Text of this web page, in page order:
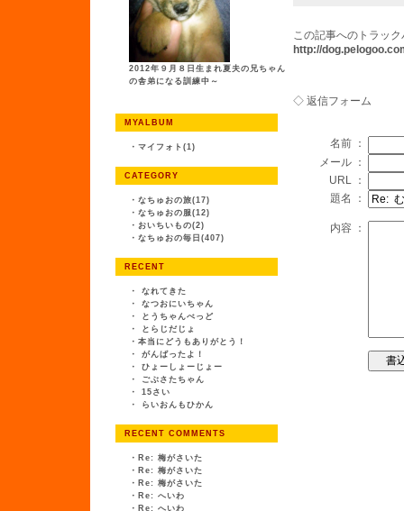
2012年９月８日生まれ夏夫の兄ちゃん
の舎弟になる訓練中～
MYALBUM
・ マイフォト(1)
CATEGORY
・ なちゅおの旅(17)
・ なちゅおの服(12)
・ おいちいもの(2)
・ なちゅおの毎日(407)
RECENT
・
なれてきた
・
なつおにいちゃん
・
とうちゃんべっど
・
とらじだじょ
・ 本当にどうもありがとう！
・
がんばったよ！
・
ひょーしょーじょー
・
ごぶさたちゃん
・
15さい
・
らいおんもひかん
RECENT COMMENTS
・ Re: 梅がさいた
・ Re: 梅がさいた
・ Re: 梅がさいた
・ Re: へいわ
・ Re: へいわ
この記事へのトラッ
http://
◇ 返信フォーム
名前 ：
メール ：
URL ：
題名 ：
内容 ：